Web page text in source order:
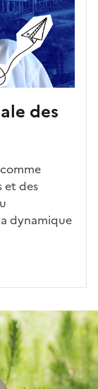
des
et des
dynamique